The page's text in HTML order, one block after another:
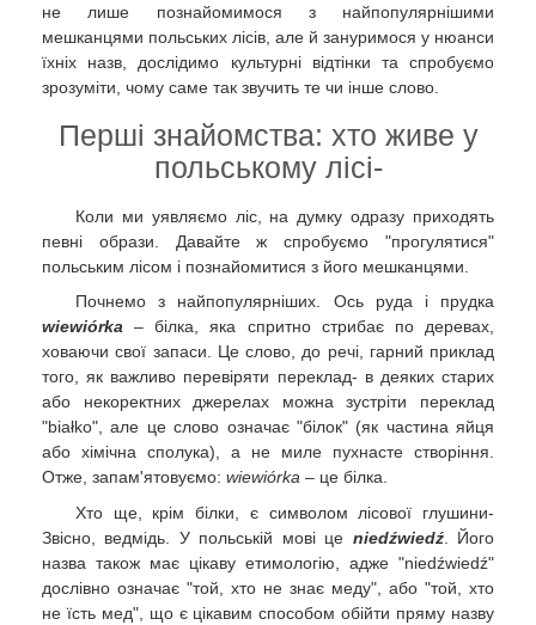
не лише познайомимося з найпопулярнішими
мешканцями польських лісів, але й зануримося у нюанси
їхніх назв, дослідимо культурні відтінки та спробуємо
зрозуміти, чому саме так звучить те чи інше слово.
Перші знайомства: хто живе у
польському лісі-
Коли ми уявляємо ліс, на думку одразу приходять
певні образи. Давайте ж спробуємо "прогулятися"
польським лісом і познайомитися з його мешканцями.
Почнемо з найпопулярніших. Ось руда і прудка
wiewiórka – білка, яка спритно стрибає по деревах,
ховаючи свої запаси. Це слово, до речі, гарний приклад
того, як важливо перевіряти переклад- в деяких старих
або некоректних джерелах можна зустріти переклад
"białko", але це слово означає "білок" (як частина яйця
або хімічна сполука), а не миле пухнасте створіння.
Отже, запам'ятовуємо: wiewiórka – це білка.
Хто ще, крім білки, є символом лісової глушини-
Звісно, ведмідь. У польській мові це niedźwiedź. Його
назва також має цікаву етимологію, адже "niedźwiedź"
дослівно означає "той, хто не знає меду", або "той, хто
не їсть мед", що є цікавим способом обійти пряму назву